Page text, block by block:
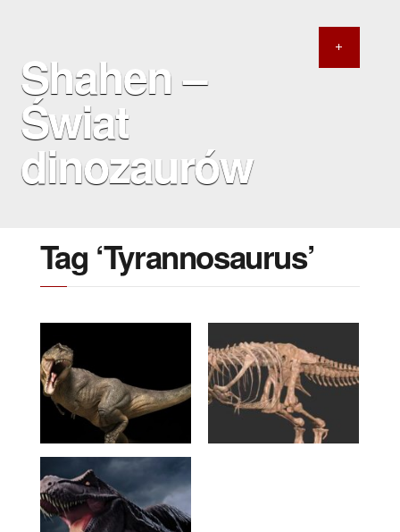
Shahen –
Świat
dinozaurów
Tag ‘Tyrannosaurus’
Nowy mistrz wagi
ciężkiej?
Największy znany
teropod
27 MAJA 2018
JAK DUŻY JEST MOR
1126?
(Tyrannosaurus rex)